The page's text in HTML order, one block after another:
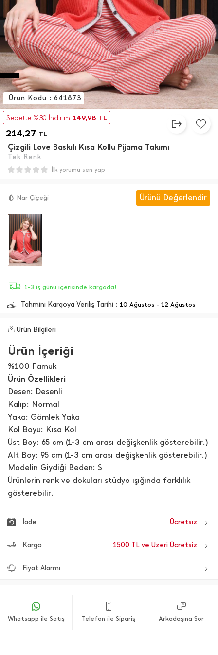
Sepette %30 İndirim 149,98 TL
214,27TL
Çizgili Love Baskılı Kısa Kollu Pijama Takımı
Tek Renk
Ürün Kodu : 641873
İlk yorumu sen yap
Nar Çiçeği Ürünü Değerlendir
1-3 iş günü içerisinde kargoda!
Tahmini Kargoya Veriliş Tarihi : 10 Ağustos - 12 Ağustos
Ürün Bilgileri
Ürün İçeriği
%100 Pamuk
Ürün Özellikleri
Desen: Desenli
Kalıp: Normal
Yaka: Gömlek Yaka
Kol Boyu: Kısa Kol
Üst Boy: 65 cm (1-3 cm arası değişkenlik gösterebilir.)
Alt Boy: 95 cm (1-3 cm arası değişkenlik gösterebilir.)
Modelin Giydiği Beden: S
Ürünlerin renk ve dokuları stüdyo ışığında farklılık
gösterebilir.
İade Ücretsiz
Kargo 1500 TL ve Üzeri Ücretsiz
Fiyat Alarmı
Whatsapp ile Satış Telefon ile Sipariş Arkadaşına Sor